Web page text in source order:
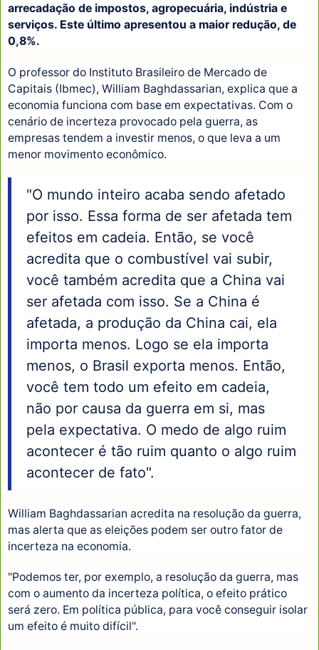
arrecadação de impostos, agropecuária, indústria e
serviços. Este último apresentou a maior redução, de
0,8%.
O professor do Instituto Brasileiro de Mercado de
Capitais (Ibmec), William Baghdassarian, explica que a
economia funciona com base em expectativas. Com o
cenário de incerteza provocado pela guerra, as
empresas tendem a investir menos, o que leva a um
menor movimento econômico.
"O mundo inteiro acaba sendo afetado
por isso. Essa forma de ser afetada tem
efeitos em cadeia. Então, se você
acredita que o combustível vai subir,
você também acredita que a China vai
ser afetada com isso. Se a China é
afetada, a produção da China cai, ela
importa menos. Logo se ela importa
menos, o Brasil exporta menos. Então,
você tem todo um efeito em cadeia,
não por causa da guerra em si, mas
pela expectativa. O medo de algo ruim
acontecer é tão ruim quanto o algo ruim
acontecer de fato".
William Baghdassarian acredita na resolução da guerra,
mas alerta que as eleições podem ser outro fator de
incerteza na economia.
"Podemos ter, por exemplo, a resolução da guerra, mas
com o aumento da incerteza política, o efeito prático
será zero. Em política pública, para você conseguir isolar
um efeito é muito difícil".